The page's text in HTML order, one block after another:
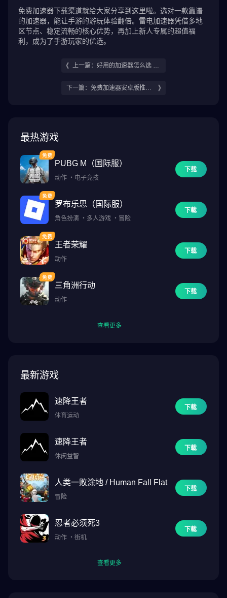
免费加速器下载渠道就给大家分享到这里啦。选对一款靠谱
的加速器，能让手游的游玩体验翻倍。雷电加速器凭借多地
区节点、稳定流畅的核心优势，再加上新人专属的超值福
利，成为了手游玩家的优选。
上一篇：好用的加速器怎么选 免
下一篇：免费加速器安卓版推荐
最热游戏
PUBG M（国际服）
动作 ・ 电子竞技
下载
罗布乐思（国际服）
角色扮演 ・ 多人游戏 ・ 冒险
下载
王者荣耀
动作
下载
三角洲行动
动作
下载
查看更多
最新游戏
速降王者
体育运动
下载
速降王者
休闲益智
下载
人类一败涂地 / Human Fall Flat
冒险
下载
忍者必须死3
动作 ・ 街机
下载
查看更多